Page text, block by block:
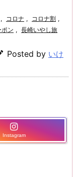
, コロナ , コロナ割 ,
ン , 長崎いやし旅
Posted by いけ
Instagram